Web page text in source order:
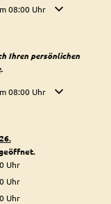
auszublenden
08:00 Uhr
Ihren persönlichen
.
auszublenden
08:00 Uhr
Uhr
09:30 bis 18:00 Uhr
Uhr
09:30 bis 18:00 Uhr
Uhr